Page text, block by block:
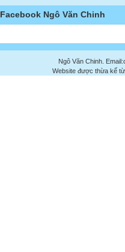
Facebook Ngô Văn Chinh
Ngô Văn Chinh.
Website được thừa kế